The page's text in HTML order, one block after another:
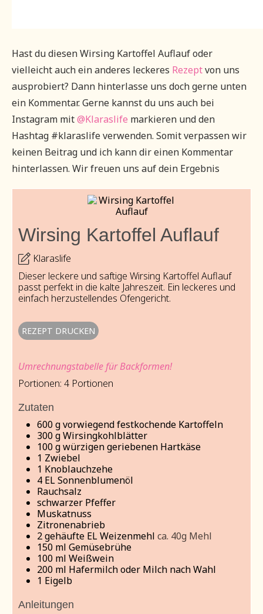
Hast du diesen Wirsing Kartoffel Auflauf oder
vielleicht auch ein anderes leckeres Rezeptvon uns
ausprobiert? Dann hinterlasse uns doch gerne unten
ein Kommentar. Gerne kannst du uns auch bei
Instagram mit@Klaraslife markieren und den
Hashtag #klaraslife verwenden. Somit verpassen wir
keinen Beitrag und ich kann dir einen Kommentar
hinterlassen. Wir freuen uns auf dein Ergebnis
Wirsing Kartoffel Auflauf
Klaraslife
Dieser leckere und saftige Wirsing Kartoffel Auflauf
passt perfekt in die kalte Jahreszeit. Ein leckeres und
einfach herzustellendes Ofengericht.
REZEPT DRUCKEN
Umrechnungstabelle für Backformen!
Portionen: 4 Portionen
Zutaten
600gvorwiegend festkochende Kartoffeln
300gWirsingkohlblätter
100gwürzigen geriebenen Hartkäse
1 Zwiebel
1 Knoblauchzehe
4 EL Sonnenblumenöl
Rauchsalz
schwarzer Pfeffer
Muskatnuss
Zitronenabrieb
2gehäufte EL Weizenmehl ca. 40g Mehl
150 ml Gemüsebrühe
100 ml Weißwein
200 ml Hafermilch oder Milch nach Wahl
1 Eigelb
Anleitungen